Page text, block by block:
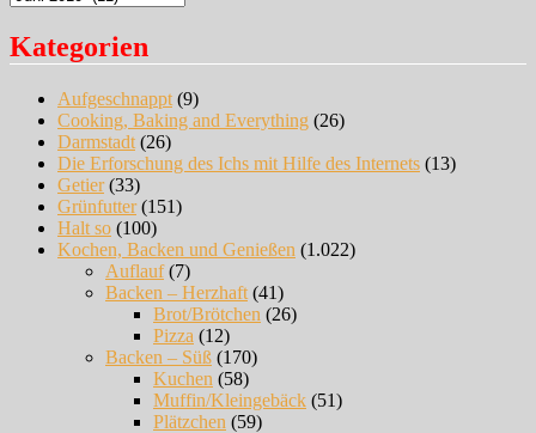
Kategorien
Aufgeschnappt (9)
Cooking, Baking and Everything (26)
Darmstadt (26)
Die Erforschung des Ichs mit Hilfe des Internets (13)
Getier(33)
Grünfutter(151)
Halt so (100)
Kochen, Backen und Genießen (1.022)
Auflauf(7)
Backen – Herzhaft (41)
Brot/Brötchen (26)
Pizza (12)
Backen – Süß (170)
Kuchen (58)
Muffin/Kleingebäck (51)
Plätzchen (59)